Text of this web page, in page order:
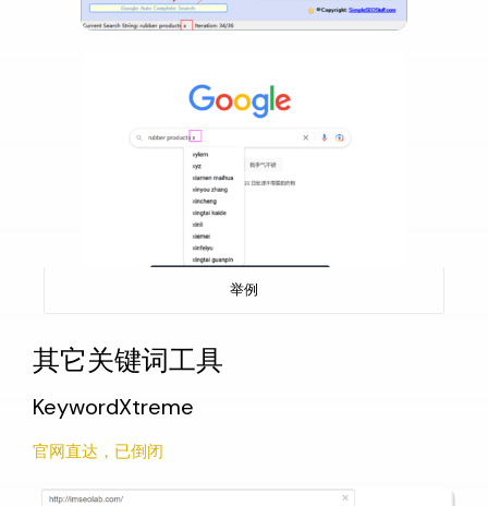
举例
其它关键词工具
KeywordXtreme
官网直达，已倒闭